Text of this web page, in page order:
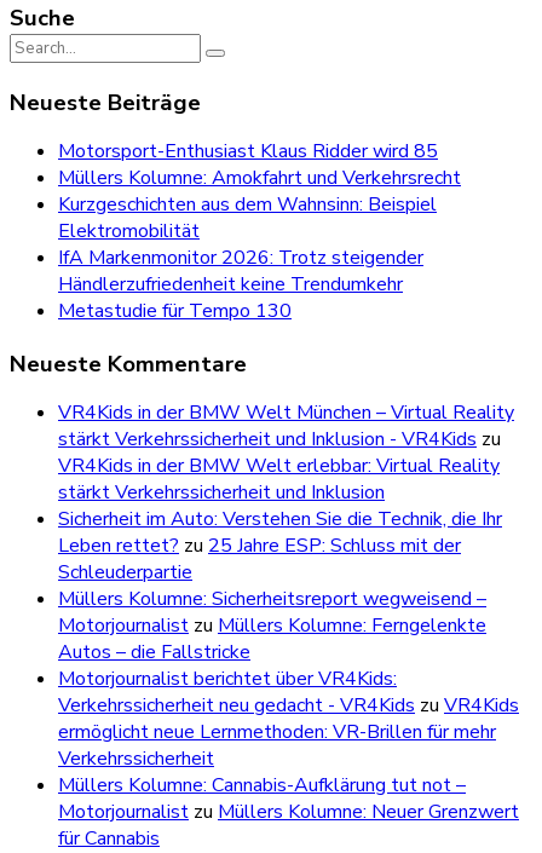
Suche
Search
for:
Neueste Beiträge
Motorsport-Enthusiast Klaus Ridder wird 85
Müllers Kolumne: Amokfahrt und Verkehrsrecht
Kurzgeschichten aus dem Wahnsinn: Beispiel
Elektromobilität
IfA Markenmonitor 2026: Trotz steigender
Händlerzufriedenheit keine Trendumkehr
Metastudie für Tempo 130
Neueste Kommentare
VR4Kids in der BMW Welt München – Virtual Reality
stärkt Verkehrssicherheit und Inklusion - VR4Kids zu
VR4Kids in der BMW Welt erlebbar: Virtual Reality
stärkt Verkehrssicherheit und Inklusion
Sicherheit im Auto: Verstehen Sie die Technik, die Ihr
Leben rettet? zu 25 Jahre ESP: Schluss mit der
Schleuderpartie
Müllers Kolumne: Sicherheitsreport wegweisend –
Motorjournalist zu Müllers Kolumne: Ferngelenkte
Autos – die Fallstricke
Motorjournalist berichtet über VR4Kids:
Verkehrssicherheit neu gedacht - VR4Kids zu VR4Kids
ermöglicht neue Lernmethoden: VR-Brillen für mehr
Verkehrssicherheit
Müllers Kolumne: Cannabis-Aufklärung tut not –
Motorjournalist zu Müllers Kolumne: Neuer Grenzwert
für Cannabis